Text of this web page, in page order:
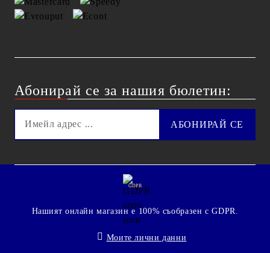
Абонирай се за нашия бюлетин:
GDPR
Нашият онлайн магазин е 100% съобразен с GDPR.
Моите лични данни